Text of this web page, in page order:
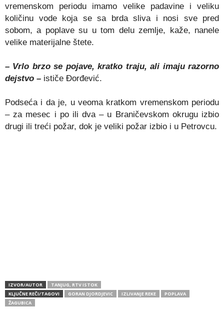
vremenskom periodu imamo velike padavine i veliku
količinu vode koja se sa brda sliva i nosi sve pred
sobom, a poplave su u tom delu zemlje, kaže, nanele
velike materijalne štete.
– Vrlo brzo se pojave, kratko traju, ali imaju razorno
dejstvo – ističe Đorđević.
Podseća i da je, u veoma kratkom vremenskom periodu
– za mesec i po ili dva – u Braničevskom okrugu izbio
drugi ili treći požar, dok je veliki požar izbio i u Petrovcu.
IZVOR/AUTOR
TANJUG, RTV ISTOK
KLJUČNE REČI/TAGOVI
GORAN DJORDJEVIC IZLIVANJE REKE
POPLAVA
ŽAGUBICA